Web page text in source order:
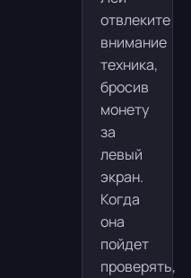
отвлеките
внимание
техника,
бросив
монету
за
левый
экран.
Когда
она
пойдет
проверять,